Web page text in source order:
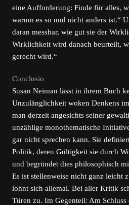
eine Aufforderung: Finde für alles,
warum es so und nicht anders ist.“
daran messbar, wie gut sie der
Wirklichkeit wird danach beurteilt,
gerecht wird.“
Conclusio
Susan Neiman lässt in ihrem Buch
Unzulänglichkeit woken Denkens
man derzeit angesichts seiner
unzählige monothematische
gar nicht sprechen kann. Sie
Politik, deren Gültigkeit sie durch
und begründet dies philosophisch
Es ist stellenweise nicht ganz leicht
lohnt sich allemal. Bei aller Kritik
Türen zu. Im Gegenteil: Am Schluss